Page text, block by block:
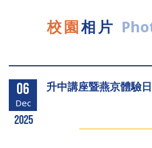
校園相片
06
Dec
2025
升中講座暨燕京體驗日